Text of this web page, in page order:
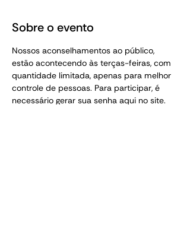
Sobre o evento
Nossos aconselhamentos ao público,
estão acontecendo às terças-feiras, com
quantidade limitada, apenas para melhor
controle de pessoas. Para participar, é
necessário gerar sua senha aqui no site.